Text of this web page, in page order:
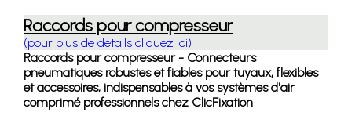
Raccords pour compresseur
(pour plus de détails cliquez ici)
Raccords pour compresseur - Connecteurs
pneumatiques robustes et fiables pour tuyaux, flexibles
et accessoires, indispensables à vos systèmes d'air
comprimé professionnels chez ClicFixation